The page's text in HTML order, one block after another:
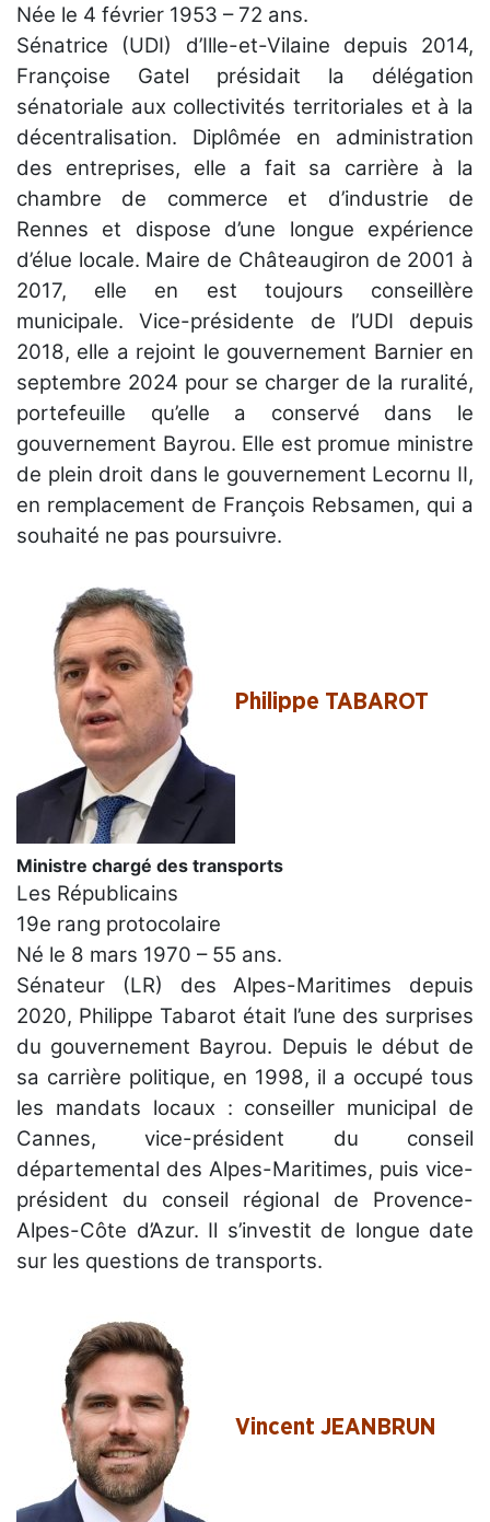
Née le 4 février 1953 – 72 ans.
Sénatrice (UDI) d’Ille-et-Vilaine depuis 2014,
Françoise Gatel présidait la délégation
sénatoriale aux collectivités territoriales et à la
décentralisation. Diplômée en administration
des entreprises, elle a fait sa carrière à la
chambre de commerce et d’industrie de
Rennes et dispose d’une longue expérience
d’élue locale. Maire de Châteaugiron de 2001 à
2017, elle en est toujours conseillère
municipale. Vice-présidente de l’UDI depuis
2018, elle a rejoint le gouvernement Barnier en
septembre 2024 pour se charger de la ruralité,
portefeuille qu’elle a conservé dans le
gouvernement Bayrou. Elle est promue ministre
de plein droit dans le gouvernement Lecornu II,
en remplacement de François Rebsamen, qui a
souhaité ne pas poursuivre.
Philippe TABAROT
Ministre chargé des transports
Les Républicains
19e rang protocolaire
Né le 8 mars 1970 – 55 ans.
Sénateur (LR) des Alpes-Maritimes depuis
2020, Philippe Tabarot était l’une des surprises
du gouvernement Bayrou. Depuis le début de
sa carrière politique, en 1998, il a occupé tous
les mandats locaux : conseiller municipal de
Cannes, vice-président du conseil
départemental des Alpes-Maritimes, puis vice-
président du conseil régional de Provence-
Alpes-Côte d’Azur. Il s’investit de longue date
sur les questions de transports.
Vincent JEANBRUN